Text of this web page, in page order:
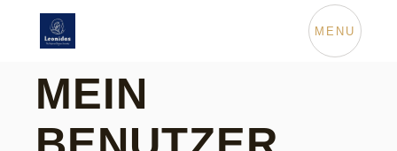
content
MENU
MEIN